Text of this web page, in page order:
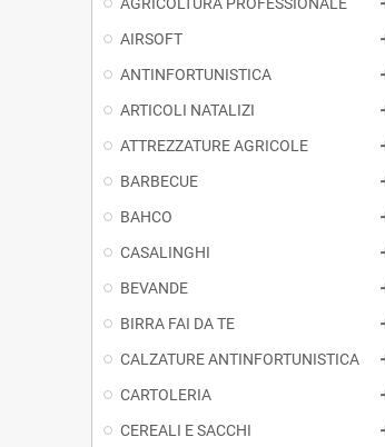
AIRSOFT
ANTINFORTUNISTICA
ARTICOLI NATALIZI
ATTREZZATURE AGRICOLE
BARBECUE
BAHCO
CASALINGHI
BEVANDE
BIRRA FAI DA TE
CALZATURE ANTINFORTUNISTICA
CARTOLERIA
CEREALI E SACCHI